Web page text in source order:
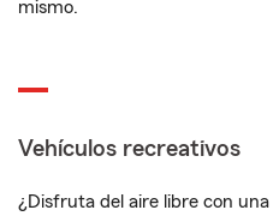
mismo.
Vehículos recreativos
¿Disfruta del aire libre con una